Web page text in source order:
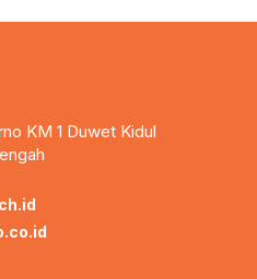
KM 1 Duwet Kidul